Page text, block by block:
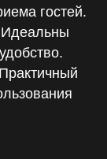
гостей.